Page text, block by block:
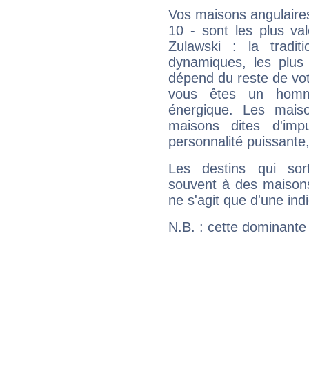
Vos maisons
10 - sont les plus
Zulawski : la
dynamiques, les
dépend du reste de
vous êtes un
énergique. Les
maisons dites
personnalité
Les destins qui
souvent à des
ne s'agit que d'une
N.B. : cette